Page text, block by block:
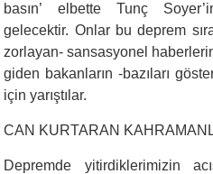
basın’ elbette Tunç
gelecektir. Onlar bu deprem
zorlayan- sansasyonel
giden bakanların -bazıları
için yarıştılar.
CAN KURTARAN
Depremde yitirdiklerimizin